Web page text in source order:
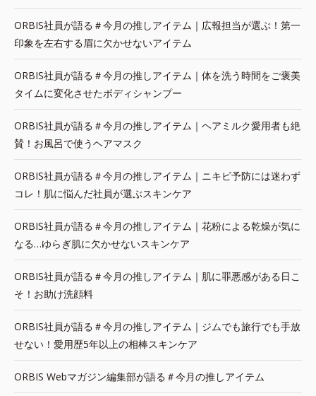
ORBIS社員が語る＃今月の推しアイテム｜広報担当が選ぶ！第一
印象を左右する眉に欠かせないアイテム
ORBIS社員が語る＃今月の推しアイテム｜体を洗う時間をご褒美
タイムに変化させたボディシャンプー
ORBIS社員が語る＃今月の推しアイテム｜ヘアミルク愛用者も絶
賛！お風呂で使うヘアマスク
ORBIS社員が語る＃今月の推しアイテム｜ニキビ予防には迷わず
コレ！肌に悩んだ社員が選ぶスキンケア
ORBIS社員が語る＃今月の推しアイテム｜花粉による乾燥が気に
なる…ゆらぎ肌に欠かせないスキンケア
ORBIS社員が語る＃今月の推しアイテム｜肌に罪悪感がある日こ
そ！お助け洗顔料
ORBIS社員が語る＃今月の推しアイテム｜ジムでも旅行でも手放
せない！愛用歴5年以上の相棒スキンケア
ORBIS Webマガジン編集部が語る＃今月の推しアイテム